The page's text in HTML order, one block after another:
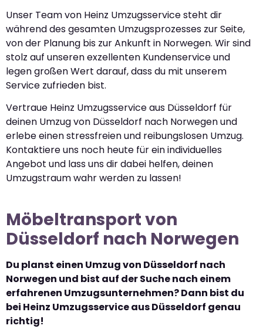
Unser Team von Heinz Umzugsservice steht dir
während des gesamten Umzugsprozesses zur Seite,
von der Planung bis zur Ankunft in Norwegen. Wir sind
stolz auf unseren exzellenten Kundenservice und
legen großen Wert darauf, dass du mit unserem
Service zufrieden bist.
Vertraue Heinz Umzugsservice aus Düsseldorf für
deinen Umzug von Düsseldorf nach Norwegen und
erlebe einen stressfreien und reibungslosen Umzug.
Kontaktiere uns noch heute für ein individuelles
Angebot und lass uns dir dabei helfen, deinen
Umzugstraum wahr werden zu lassen!
Möbeltransport von
Düsseldorf nach Norwegen
Du planst einen Umzug von Düsseldorf nach
Norwegen und bist auf der Suche nach einem
erfahrenen Umzugsunternehmen? Dann bist du
bei Heinz Umzugsservice aus Düsseldorf genau
richtig!